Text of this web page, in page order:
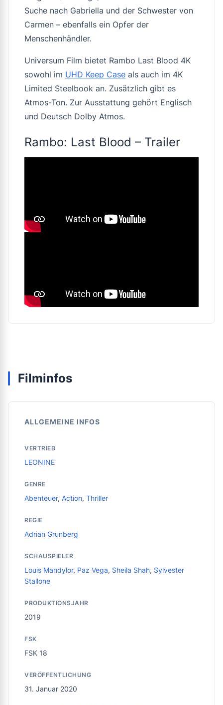
Suche nach Gabriella und der Schwester von
Carmen – ebenfalls ein Opfer der
Menschenhändler.
Universum Film bietet Rambo Last Blood 4K
sowohl im UHD Keep Case als auch im 4K
Limited Steelbook an. Zusätzlich gibt es
Atmos-Ton. Zur Ausstattung gehört Englisch
und Deutsch Dolby Atmos.
Rambo: Last Blood – Trailer
Filminfos
ALLGEMEINE INFOS
VERTRIEB
LEONINE
GENRE
Abenteuer, Action, Thriller
REGIE
Adrian Grunberg
SCHAUSPIELER
Louis Mandylor, Paz Vega, Sheila Shah, Sylvester
Stallone
PRODUKTIONSJAHR
2019
FSK
FSK 18
VERÖFFENTLICHUNG
31. Januar 2020